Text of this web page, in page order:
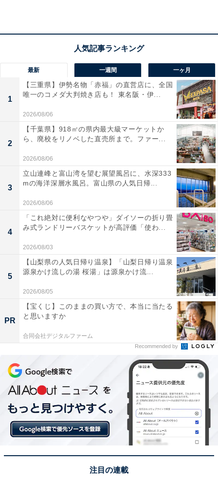
「さくらの森パーク」は十数種のボタン桜と全長
61mのローラースライダーが楽しめる親子公園
境町にある「さくらの森パーク」は、流域下水道処理施
設「アクアステーション」に隣接して整備された公園で
す。園内には十数種類のボタン桜が約420本植えられて
おり、4月中旬から下旬にかけて見頃を迎え、町内外か
ら多くの花見客が訪れます。
コンビネーション遊具やスプリング遊具がそろう「ちび
最新 一週間 一ヶ月
1
【三重県】伊勢名物「赤福」の直営店に、全国
唯一のコメダ大判焼き店も！ 東名阪・伊...
2026/08/06
2
【千葉県】918㎡の県内最大級マーケットか
ら、廃校をリノベした直売所まで。ファー...
2026/08/06
3
立山連峰と富山湾を望む展望風呂に、水深333
mの海洋深層水風呂。富山県の人気日帰...
2026/08/06
4
「これ絶対に便利なやつや」ダイソーの折り畳
み式ランドリーバスケットが高評価「使わ...
2026/08/03
5
【山梨県の人気日帰り温泉】「山梨日帰り温泉
源泉かけ流しの湯 桜湯」は源泉かけ流...
2026/08/05
PR
【宝くじ】このままの買い方で、本当に当たる
と思いますか
合同会社デジタルファーム
Recommended by
注目の連載